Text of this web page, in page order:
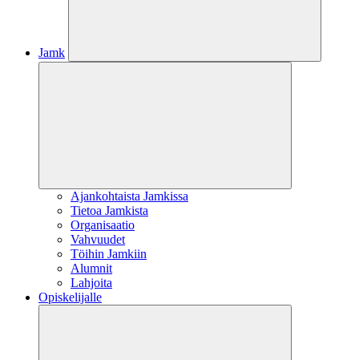
Jamk
Ajankohtaista Jamkissa
Tietoa Jamkista
Organisaatio
Vahvuudet
Töihin Jamkiin
Alumnit
Lahjoita
Opiskelijalle